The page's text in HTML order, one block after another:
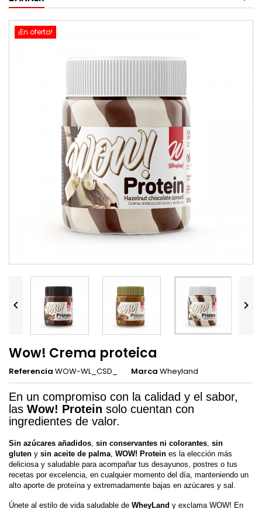
¡En oferta!
 
Wow! Crema proteica
Referencia WOW-WL_CSD_ Marca Wheyland
En un compromiso con la calidad y el sabor,
las Wow! Protein solo cuentan con
ingredientes de valor.
Sin azúcares añadidos sin conservantes ni colorantes sin
gluten y sin aceite de palma WOW! Protein es la elección más
deliciosa y saludable para acompañar tus desayunos, postres o tus
recetas por excelencia, en cualquier momento del día, manteniendo un
alto aporte de proteína y extremadamente bajas en azúcares y sal.
Únete al estilo de vida saludable de WheyLand y exclama WOW! En